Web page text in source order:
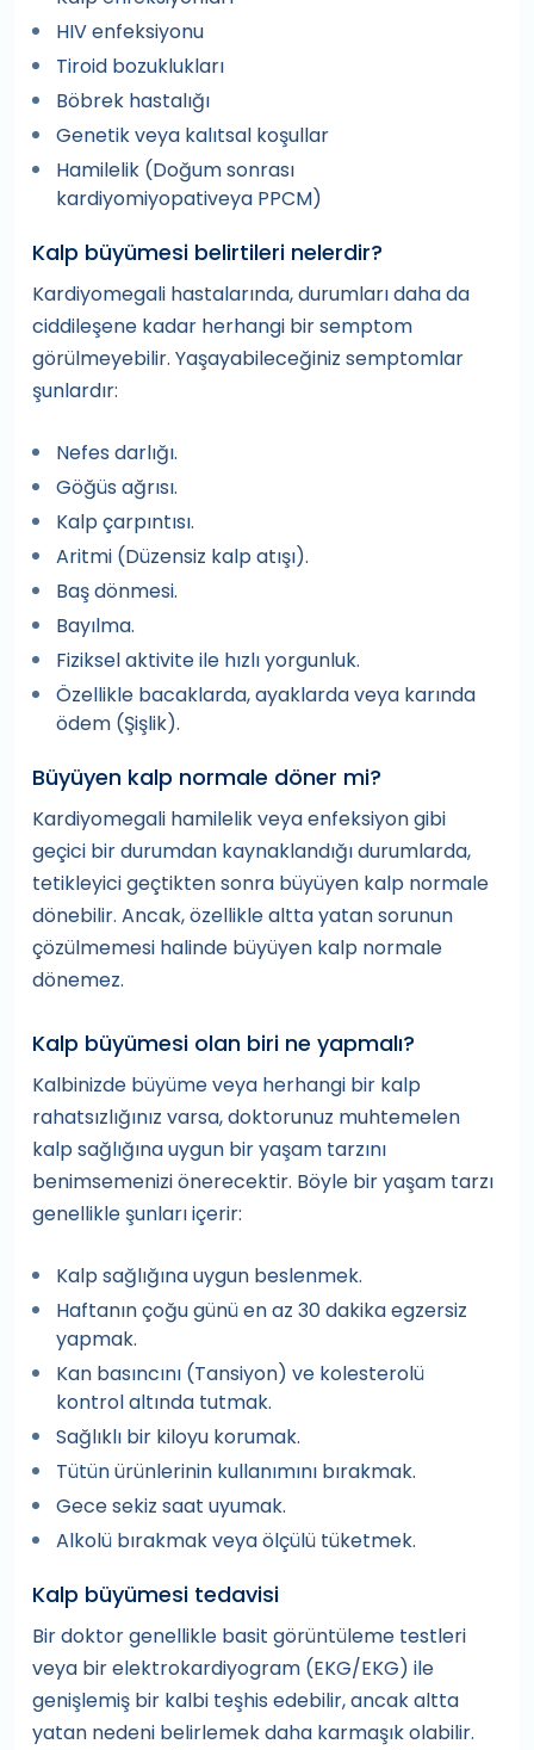
HIV enfeksiyonu
Tiroid bozuklukları
Böbrek hastalığı
Genetik veya kalıtsal koşullar
Hamilelik (Doğum sonrası
kardiyomiyopativeya PPCM)
Kalp büyümesi belirtileri nelerdir?
Kardiyomegali hastalarında, durumları daha da
ciddileşene kadar herhangi bir semptom
görülmeyebilir. Yaşayabileceğiniz semptomlar
şunlardır:
Nefes darlığı.
Göğüs ağrısı.
Kalp çarpıntısı.
Aritmi (Düzensiz kalp atışı).
Baş dönmesi.
Bayılma.
Fiziksel aktivite ile hızlı yorgunluk.
Özellikle bacaklarda, ayaklarda veya karında
ödem (Şişlik).
Büyüyen kalp normale döner mi?
Kardiyomegali hamilelik veya enfeksiyon gibi
geçici bir durumdan kaynaklandığı durumlarda,
tetikleyici geçtikten sonra büyüyen kalp normale
dönebilir. Ancak, özellikle altta yatan sorunun
çözülmemesi halinde büyüyen kalp normale
dönemez.
Kalp büyümesi olan biri ne yapmalı?
Kalbinizde büyüme veya herhangi bir kalp
rahatsızlığınız varsa, doktorunuz muhtemelen
kalp sağlığına uygun bir yaşam tarzını
benimsemenizi önerecektir. Böyle bir yaşam tarzı
genellikle şunları içerir:
Kalp sağlığına uygun beslenmek.
Haftanın çoğu günü en az 30 dakika egzersiz
yapmak.
Kan basıncını (Tansiyon) ve kolesterolü
kontrol altında tutmak.
Sağlıklı bir kiloyu korumak.
Tütün ürünlerinin kullanımını bırakmak.
Gece sekiz saat uyumak.
Alkolü bırakmak veya ölçülü tüketmek.
Kalp büyümesi tedavisi
Bir doktor genellikle basit görüntüleme testleri
veya bir elektrokardiyogram (EKG/EKG) ile
genişlemiş bir kalbi teşhis edebilir, ancak altta
yatan nedeni belirlemek daha karmaşık olabilir.